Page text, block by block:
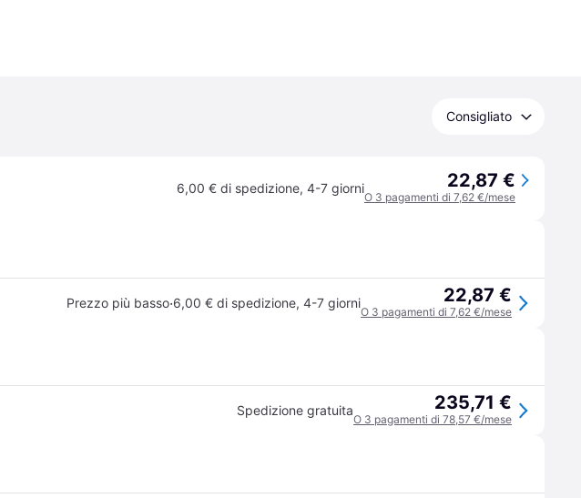
Consigliato
6,00 € di spedizione, 4-7 giorni 22,87 €
O 3 pagamenti di 7,62 €/mese
Prezzo più basso·6,00 € di spedizione, 4-7 giorni 22,87 €
O 3 pagamenti di 7,62 €/mese
Spedizione gratuita 235,71 €
O 3 pagamenti di 78,57 €/mese